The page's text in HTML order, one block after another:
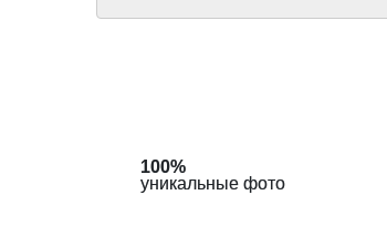
100%
уникальные фото
100%
уникальные фото